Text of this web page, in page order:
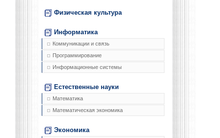
Физическая культура
Информатика
Коммуникации и связь
Программирование
Информационные системы
Естественные науки
Математика
Математическая экономика
Экономика